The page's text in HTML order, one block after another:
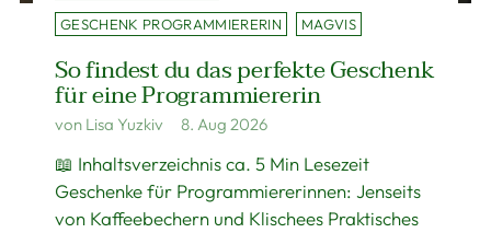
GESCHENK PROGRAMMIERERIN MAGVIS
So findest du das perfekte Geschenk
für eine Programmiererin
von Lisa Yuzkiv 8. Aug 2026
📖 Inhaltsverzeichnis ca. 5 Min Lesezeit
Geschenke für Programmiererinnen: Jenseits
von Kaffeebechern und Klischees Praktisches